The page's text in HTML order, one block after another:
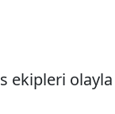
ekipleri olayla